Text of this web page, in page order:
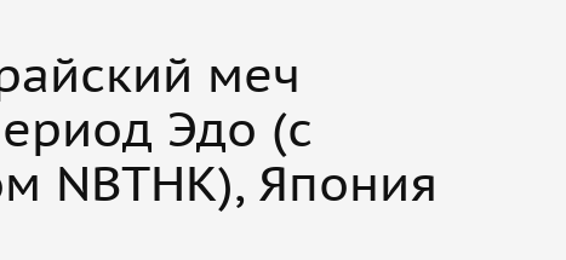
меч
Эдо (с
NBTHK), Япония